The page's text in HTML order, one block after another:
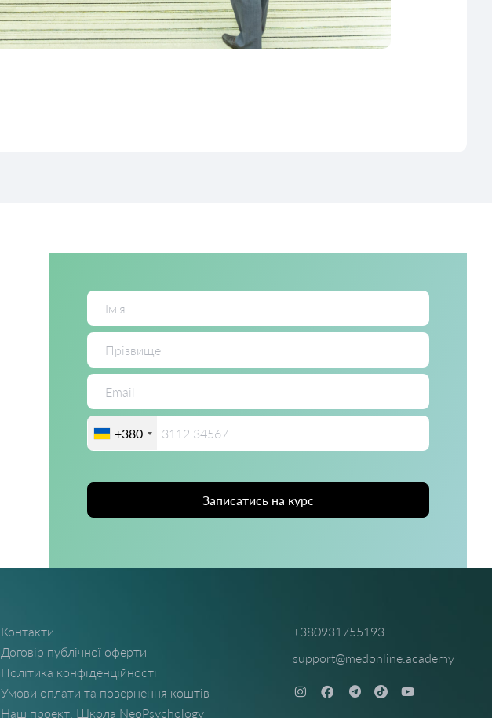
+380
Записатись на курс
Контакти
Договір публічної оферти
Політика конфіденційності
Умови оплати та повернення коштів
Наш проект: Школа NeoPsychology
+380931755193
support@medonline.academy